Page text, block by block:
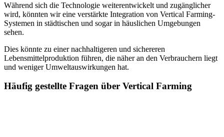
Während sich die Technologie weiterentwickelt und zugänglicher
wird, könnten wir eine verstärkte Integration von Vertical Farming-
Systemen in städtischen und sogar in häuslichen Umgebungen
sehen.
Dies könnte zu einer nachhaltigeren und sichereren
Lebensmittelproduktion führen, die näher an den Verbrauchern liegt
und weniger Umweltauswirkungen hat.
Häufig gestellte Fragen über Vertical Farming